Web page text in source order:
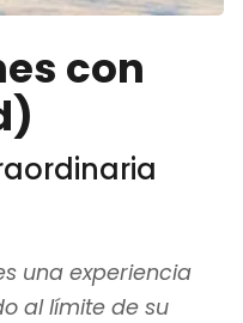
con
una experiencia
al límite de su